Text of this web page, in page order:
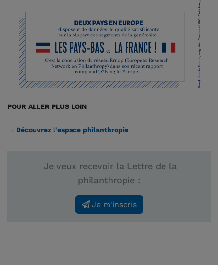
POUR ALLER PLUS LOIN
→ Découvrez l'espace philanthropie
Je veux recevoir la Lettre de la
philanthropie :
Je m'inscris